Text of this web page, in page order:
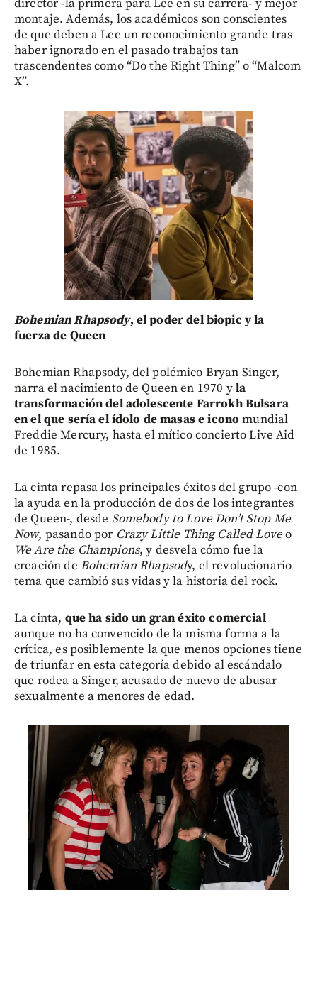
director -la primera para Lee en su carrera- y mejor
montaje. Además, los académicos son conscientes
de que deben a Lee un reconocimiento grande tras
haber ignorado en el pasado trabajos tan
trascendentes como “Do the Right Thing” o “Malcom
X”.
Bohemian Rhapsody, el poder del biopic y la
fuerza de Queen
Bohemian Rhapsody, del polémico Bryan Singer,
narra el nacimiento de Queen en 1970 yla
transformación del adolescente Farrokh Bulsara
en el que sería el ídolo de masas e icono mundial
Freddie Mercury, hasta el mítico concierto Live Aid
de 1985.
La cinta repasa los principales éxitos del grupo -con
la ayuda en la producción de dos de los integrantes
de Queen-, desde Somebody to Love Don’t Stop Me
Now, pasando por Crazy Little Thing Called Loveo
We Are the Champions, y desvela cómo fue la
creación de Bohemian Rhapsody, el revolucionario
tema que cambió sus vidas y la historia del rock.
La cinta, que ha sido un gran éxito comercial
aunque no ha convencido de la misma forma a la
crítica, es posiblemente la que menos opciones tiene
de triunfar en esta categoría debido al escándalo
que rodea a Singer, acusado de nuevo de abusar
sexualmente a menores de edad.